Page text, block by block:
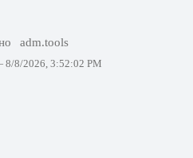
adm.tools
8/8/2026, 3:52:02 PM